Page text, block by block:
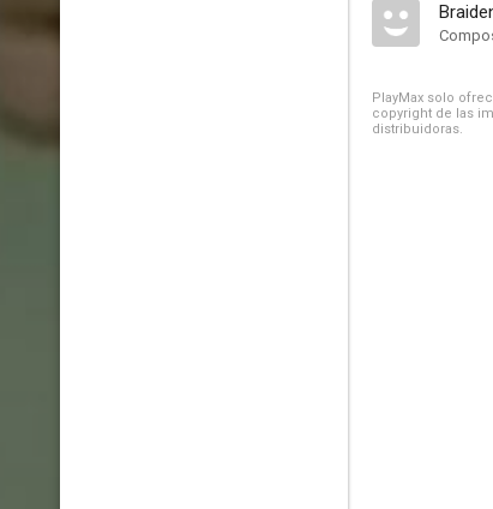
PlayMax solo
copyright de las
distribuidoras.